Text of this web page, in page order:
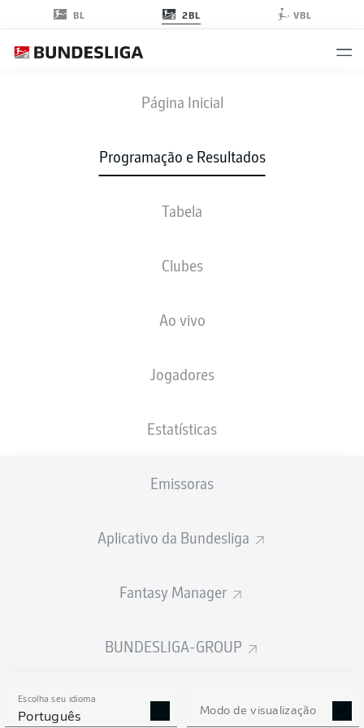
BL 2BL VBL
Página Inicial
Programação e Resultados
Tabela
Clubes
Ao vivo
Jogadores
Estatísticas
Emissoras
Aplicativo da Bundesliga
Fantasy Manager
BUNDESLIGA-GROUP
Escolha seu idioma
Português Modo de visualização
EBS BOC
ESCALAÇÕES
0